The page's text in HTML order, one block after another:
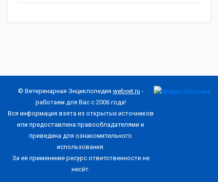
© Ветеринарная Энциклопедия webvet.ru -
работаем для Вас с 2006 года!
Вся информация взята из открытых источников
или предоставлена правообладателями и
приведена для ознакомительного
использования.
За её применение ресурс ответственности не
несёт.